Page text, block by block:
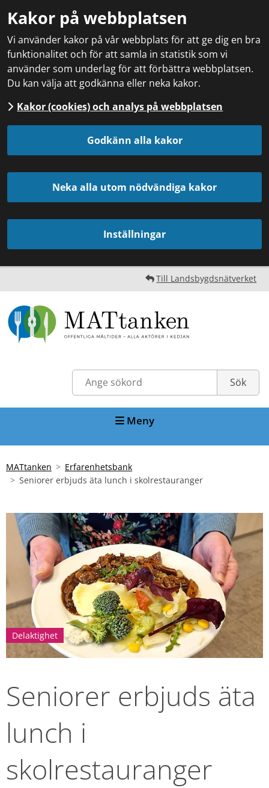
Kakor på webbplatsen
Vi använder kakor på vår webbplats för att ge dig en bra
funktionalitet och för att samla in statistik som vi
använder som underlag för att förbättra webbplatsen.
Du kan välja att godkänna eller neka kakor.
Kakor (cookies) och analys på webbplatsen
Godkänn alla kakor
Neka alla utom nödvändiga kakor
Inställningar
Till Landsbygdsnätverket
Meny
MATtanken
Erfarenhetsbank
Seniorer erbjuds äta lunch i skolrestauranger
Delaktighet
Seniorer erbjuds äta
lunch i
skolrestauranger